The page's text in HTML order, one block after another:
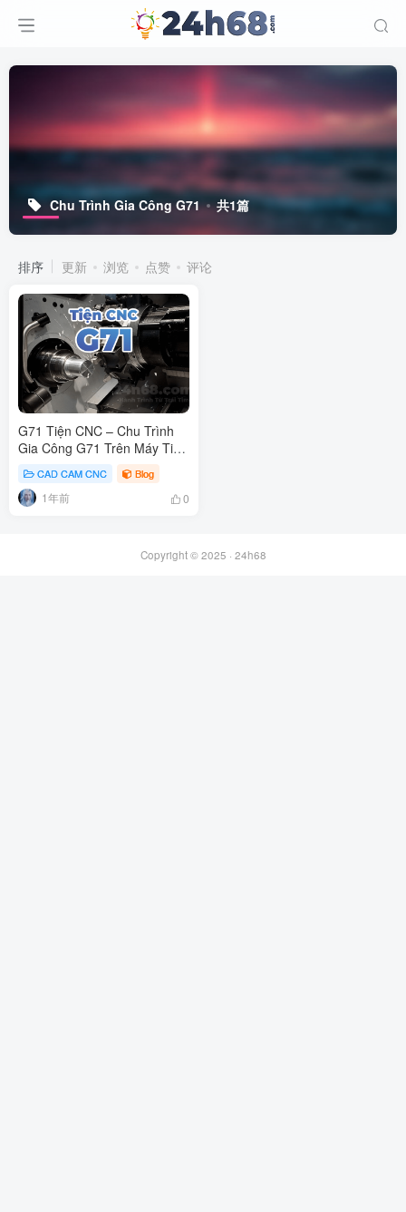
Chu Trình Gia Công G71 共1篇
排序 更新 浏览 点赞 评论
G71 Tiện CNC – Chu Trình
Gia Công G71 Trên Máy Tiện
CNC Fanuc
CAD CAM CNC Blog
1年前 0
Copyright © 2025 · 24h68